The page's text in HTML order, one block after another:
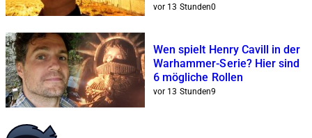
vor 13 Stunden0
Wen spielt Henry Cavill in der
Warhammer-Serie? Hier sind
6 mögliche Rollen
vor 13 Stunden9